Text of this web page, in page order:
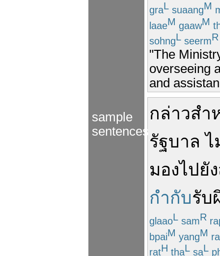
sample
sentences
graL suaangM
laaeM gaawM
sohngL seermR
"The
overseeing
and
กล่าวสำ
รัฐบาล ไ
มองไปยัง
กำกับรับ
glaaoL samR
bpaiM yangM
ratH thaL saL